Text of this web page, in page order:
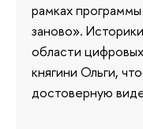
рамках
заново».
области
княгини Ольги,
достоверную